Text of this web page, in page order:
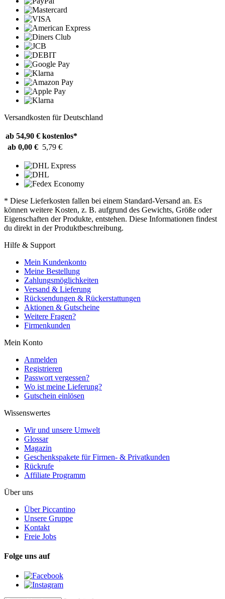
Versandkosten für Deutschland
ab 54,90 € kostenlos*
ab 0,00 € 5,79 €
* Diese Lieferkosten fallen bei einem Standard-Versand an. Es
können weitere Kosten, z. B. aufgrund des Gewichts, Größe oder
Eigenschaften der Produkte, entstehen. Diese Informationen findest
du direkt in der Produktbeschreibung.
Hilfe & Support
Mein Kundenkonto
Meine Bestellung
Zahlungsmöglichkeiten
Versand & Lieferung
Rücksendungen & Rückerstattungen
Aktionen & Gutscheine
Weitere Fragen?
Firmenkunden
Mein Konto
Anmelden
Registrieren
Passwort vergessen?
Wo ist meine Lieferung?
Gutschein einlösen
Wissenswertes
Wir und unsere Umwelt
Glossar
Magazin
Geschenkspakete für Firmen- & Privatkunden
Rückrufe
Affiliate Programm
Über uns
Über Piccantino
Unsere Gruppe
Kontakt
Freie Jobs
Folge uns auf